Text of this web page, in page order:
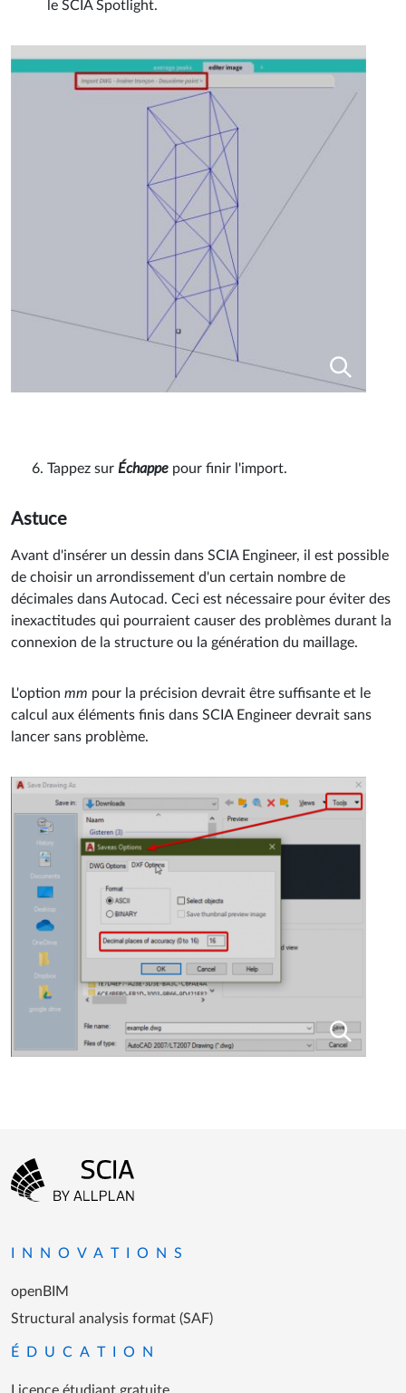
le SCIA Spotlight.
Tappez sur Échappe pour finir l'import.
Astuce
Avant d'insérer un dessin dans SCIA Engineer, il est possible
de choisir un arrondissement d'un certain nombre de
décimales dans Autocad. Ceci est nécessaire pour éviter des
inexactitudes qui pourraient causer des problèmes durant la
connexion de la structure ou la génération du maillage.
L'option mm pour la précision devrait être suffisante et le
calcul aux éléments finis dans SCIA Engineer devrait sans
lancer sans problème.
Menu Pied de page
INNOVATIONS
openBIM
Structural analysis format (SAF)
ÉDUCATION